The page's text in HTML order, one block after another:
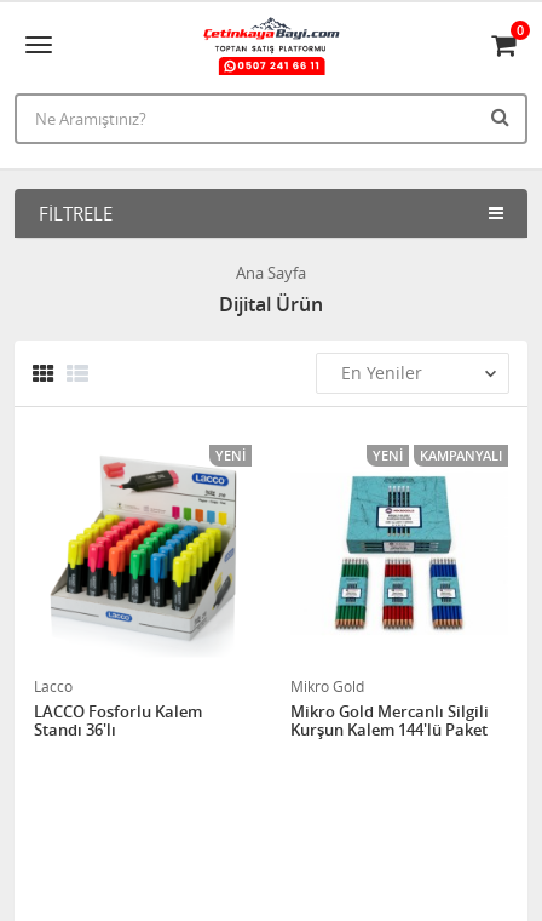
0
FILTRELE
Ana Sayfa
Dijital Ürün
YENI
Lacco
LACCO Fosforlu Kalem
Standı 36'lı
YENI KAMPANYALI
Mikro Gold
Mikro Gold Mercanlı Silgili
Kurşun Kalem 144'lü Paket